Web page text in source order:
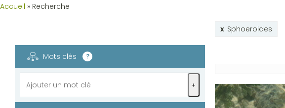
Accueil » Recherche
Sphoeroides
Mots clés ?
+